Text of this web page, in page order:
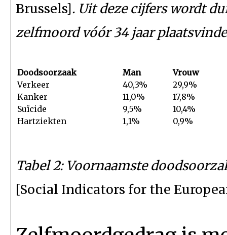
Brussels]. Uit deze cijfers wordt
zelfmoord vóór 34 jaar
Doodsoorzaak Man
Vrouw
Verkeer
40,3%
29,9%
Kanker
11,0%
17,8%
Suïcide
9,5%
10,4%
Hartziekten
1,1% 0,9%
Tabel 2: Voornaamste
[Social Indicators for the